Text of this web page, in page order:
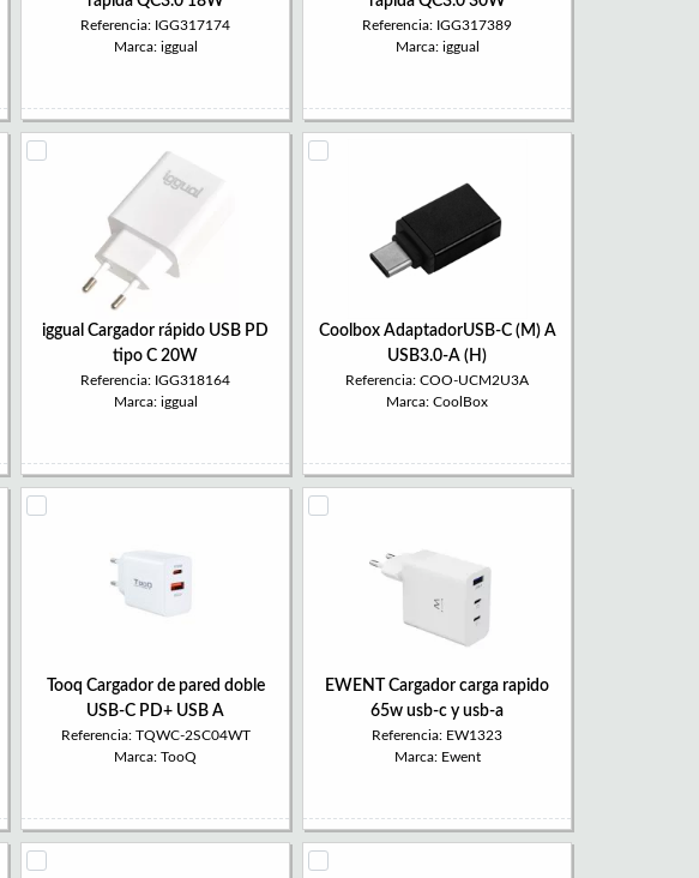
Referencia: IGG317174
Marca: iggual
Referencia: IGG317389
Marca: iggual
iggual Cargador rápido USB PD
tipo C 20W
Referencia: IGG318164
Marca: iggual
Coolbox AdaptadorUSB-C (M) A
USB3.0-A (H)
Referencia: COO-UCM2U3A
Marca: CoolBox
Tooq Cargador de pared doble
USB-C PD+ USB A
Referencia: TQWC-2SC04WT
Marca: TooQ
EWENT Cargador carga rapido
65w usb-c y usb-a
Referencia: EW1323
Marca: Ewent